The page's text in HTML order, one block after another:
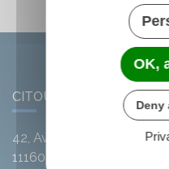
CITOU
42, Avenue de l'Argent-
11160
OK,
Deny